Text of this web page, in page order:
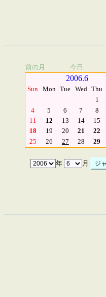
前の月 今日
2006.6
Sun Mon Tue Wed Thu
1
4
5 6 7 8
11
12 13 14 15
18
19 20 21 22
25
26 27 28 29
年 月